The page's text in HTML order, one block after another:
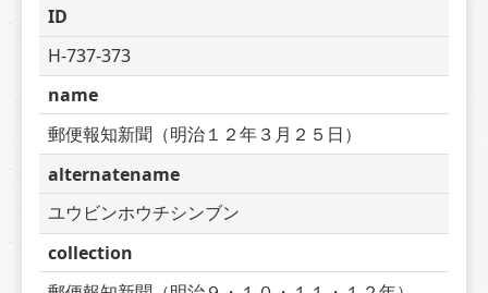
ID
H-737-373
name
郵便報知新聞（明治１２年３月２５日）
alternatename
ユウビンホウチシンブン
collection